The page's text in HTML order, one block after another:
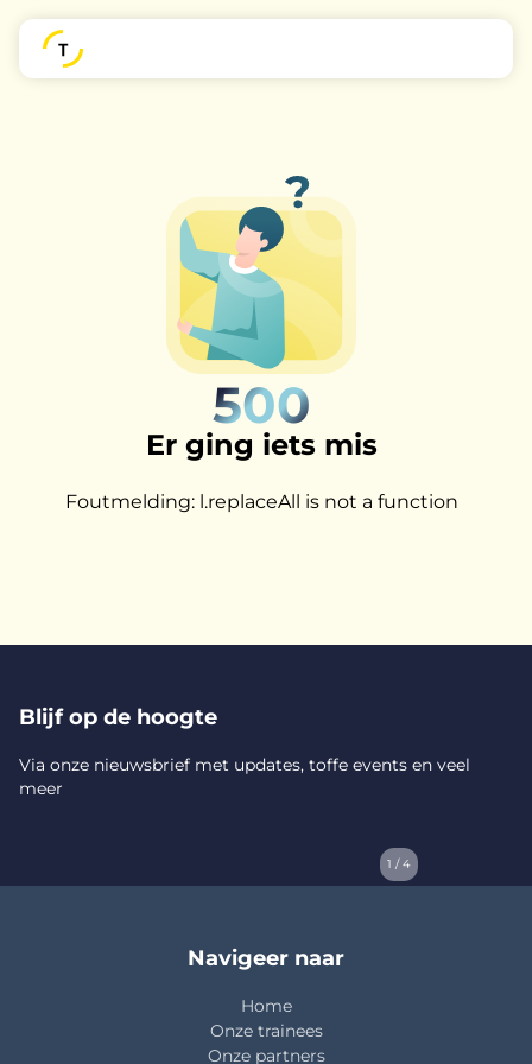
500
Er ging iets mis
Foutmelding: l.replaceAll is not a function
Blijf op de hoogte
Via onze nieuwsbrief met updates, toffe events en veel
meer
1 / 4
Navigeer naar
Home
Onze trainees
Onze partners